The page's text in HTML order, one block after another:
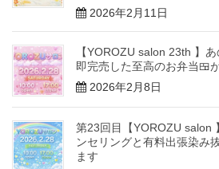
2026年2月11日
【YOROZU salon 23th 】
即完売した至高のお弁当🍱
2026年2月8日
第23回目【YOROZU salon
ンセリングと有料出張染み
ます